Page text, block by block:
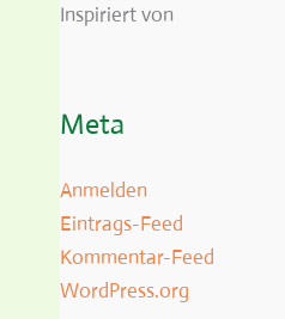
Inspiriert von
Meta
Anmelden
Eintrags-Feed
Kommentar-Feed
WordPress.org